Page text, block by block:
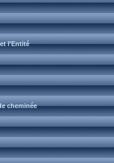
l'Entité
cheminée